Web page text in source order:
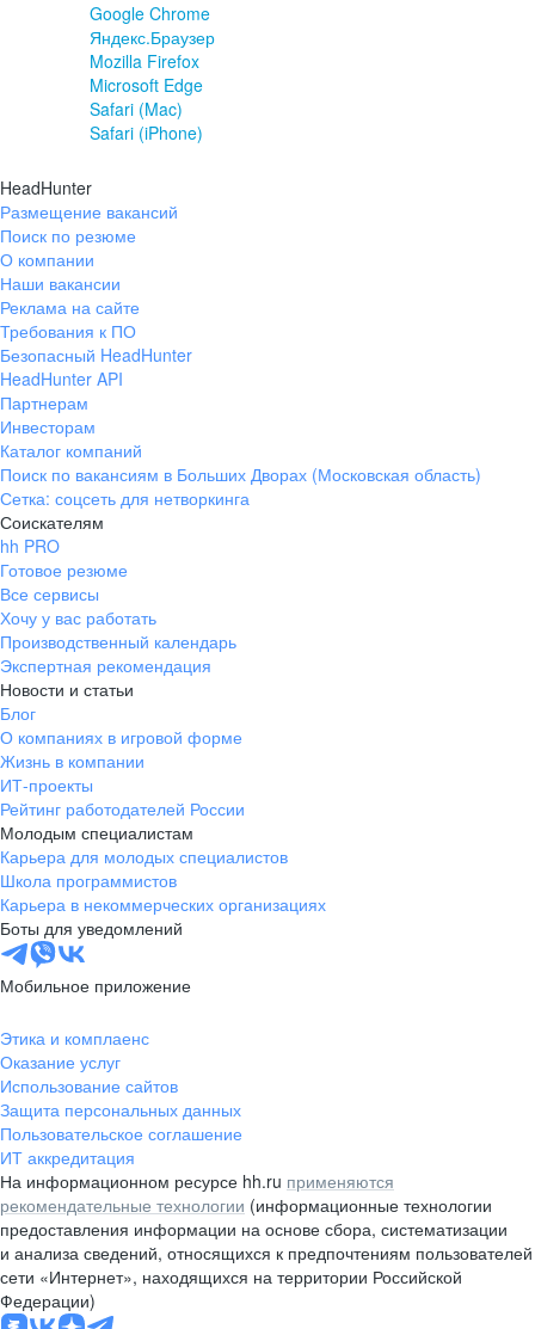
Google Chrome
Яндекс.Браузер
Mozilla Firefox
Microsoft Edge
Safari (Mac)
Safari (iPhone)
HeadHunter
Размещение вакансий
Поиск по резюме
О компании
Наши вакансии
Реклама на сайте
Требования к ПО
Безопасный HeadHunter
HeadHunter API
Партнерам
Инвесторам
Каталог компаний
Поиск по вакансиям в Больших Дворах (Московская область)
Сетка: соцсеть для нетворкинга
Соискателям
hh PRO
Готовое резюме
Все сервисы
Хочу у вас работать
Производственный календарь
Экспертная рекомендация
Новости и статьи
Блог
О компаниях в игровой форме
Жизнь в компании
ИТ-проекты
Рейтинг работодателей России
Молодым специалистам
Карьера для молодых специалистов
Школа программистов
Карьера в некоммерческих организациях
Боты для уведомлений
Мобильное приложение
Этика и комплаенс
Оказание услуг
Использование сайтов
Защита персональных данных
Пользовательское соглашение
ИТ аккредитация
На информационном ресурсе hh.ru применяются
рекомендательные технологии (информационные технологии
предоставления информации на основе сбора, систематизации
и анализа сведений, относящихся к предпочтениям пользователей
сети «Интернет», находящихся на территории Российской
Федерации)